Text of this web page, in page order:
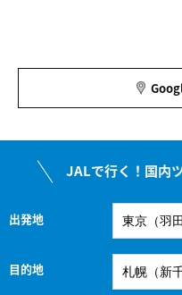
JALで行く！国内
出発地
目的地